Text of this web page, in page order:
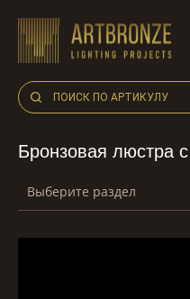
content
Бронзовая люстра
Выберите раздел